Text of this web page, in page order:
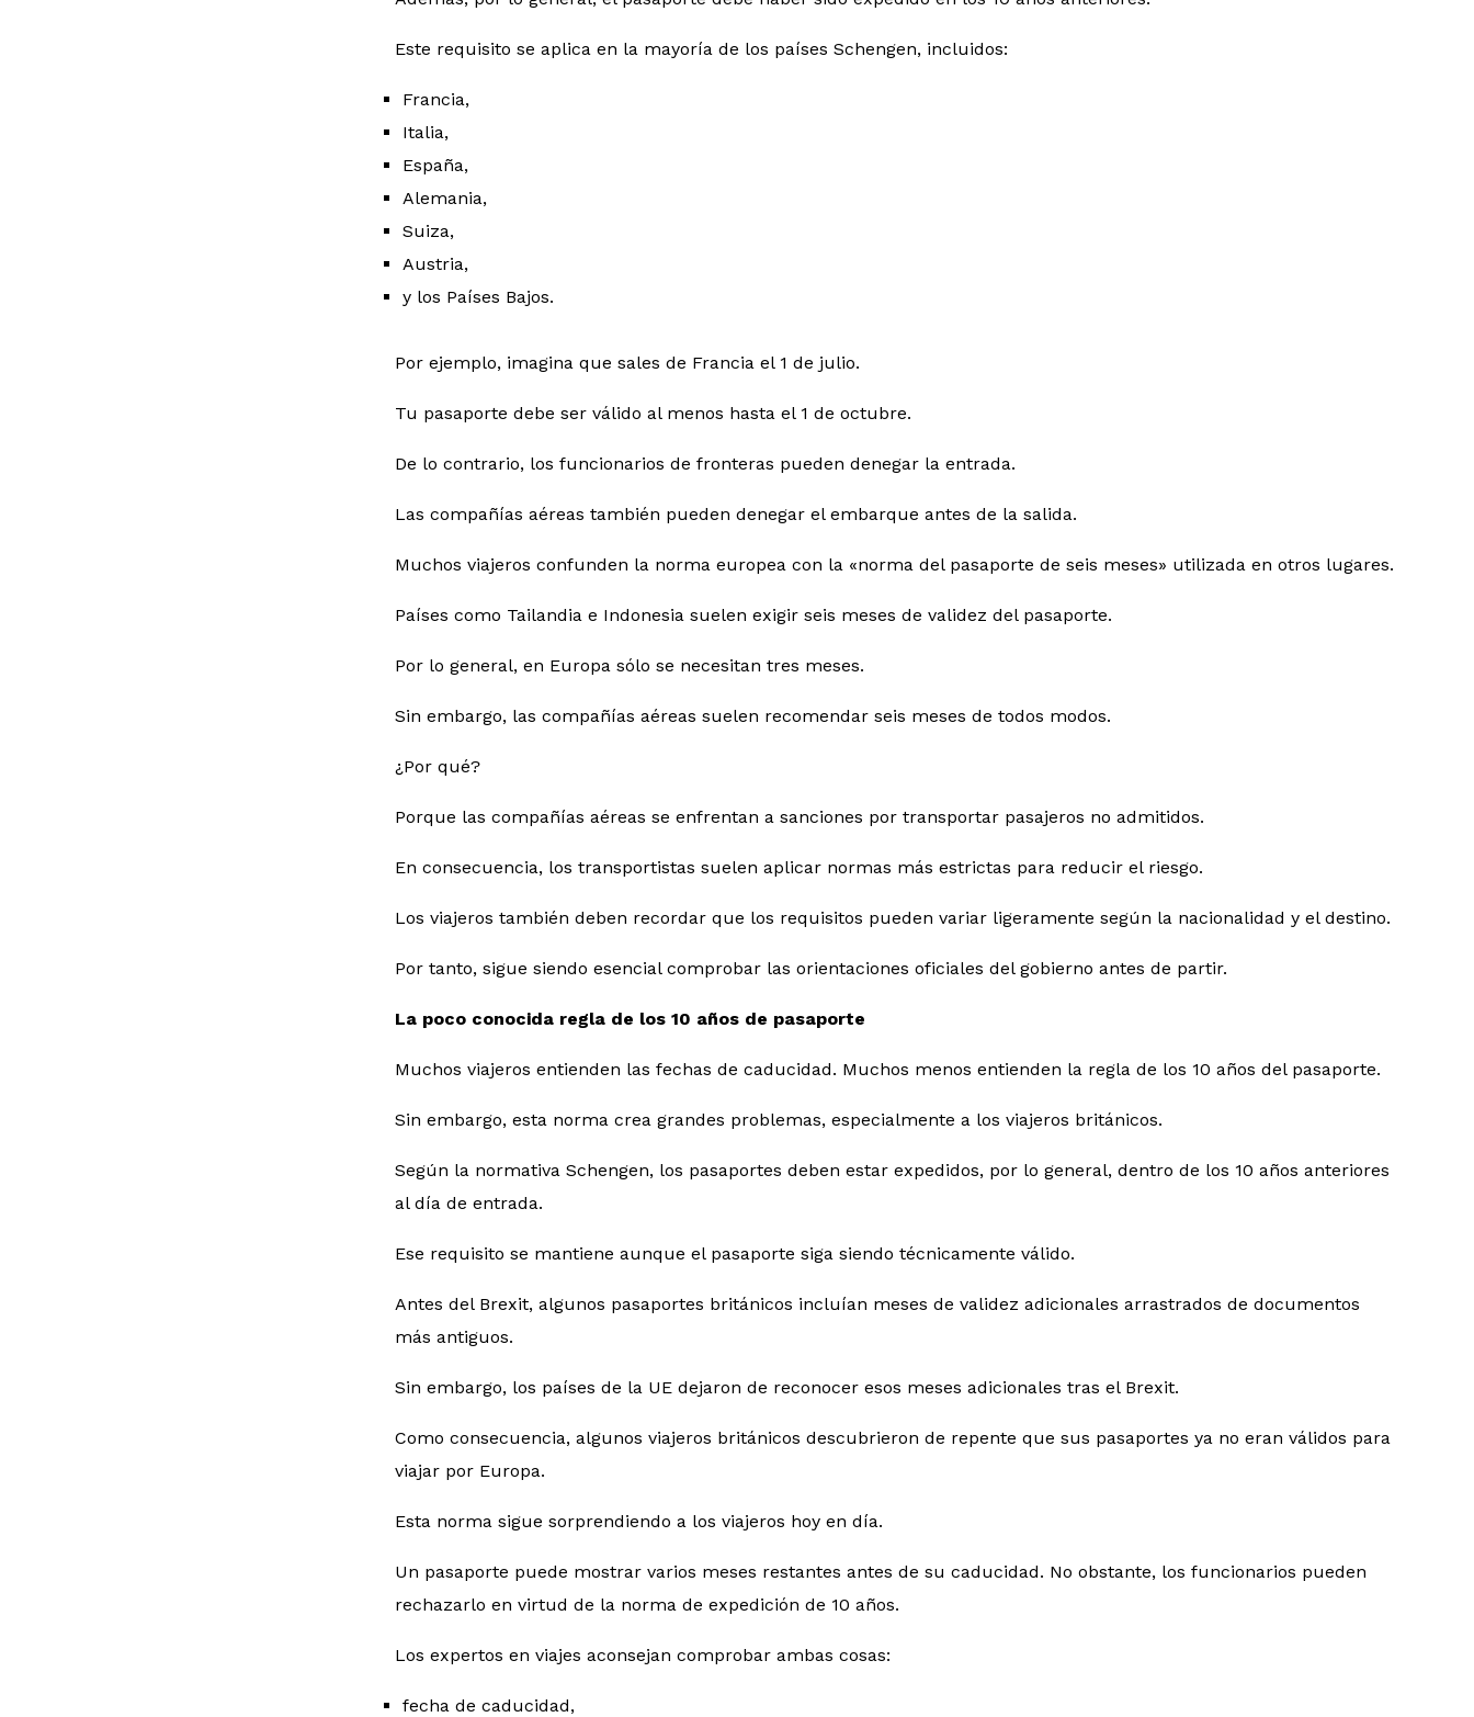
Este requisito se aplica en la mayoría de los países Schengen, incluidos:
Francia,
Italia,
España,
Alemania,
Suiza,
Austria,
y los Países Bajos.
Por ejemplo, imagina que sales de Francia el 1 de julio.
Tu pasaporte debe ser válido al menos hasta el 1 de octubre.
De lo contrario, los funcionarios de fronteras pueden denegar la entrada.
Las compañías aéreas también pueden denegar el embarque antes de la salida.
Muchos viajeros confunden la norma europea con la «norma del pasaporte de seis meses» utilizada en otros lugares.
Países como Tailandia e Indonesia suelen exigir seis meses de validez del pasaporte.
Por lo general, en Europa sólo se necesitan tres meses.
Sin embargo, las compañías aéreas suelen recomendar seis meses de todos modos.
¿Por qué?
Porque las compañías aéreas se enfrentan a sanciones por transportar pasajeros no admitidos.
En consecuencia, los transportistas suelen aplicar normas más estrictas para reducir el riesgo.
Los viajeros también deben recordar que los requisitos pueden variar ligeramente según la nacionalidad y el destino.
Por tanto, sigue siendo esencial comprobar las orientaciones oficiales del gobierno antes de partir.
La poco conocida regla de los 10 años de pasaporte
Muchos viajeros entienden las fechas de caducidad. Muchos menos entienden la regla de los 10 años del pasaporte.
Sin embargo, esta norma crea grandes problemas, especialmente a los viajeros británicos.
Según la normativa Schengen, los pasaportes deben estar expedidos, por lo general, dentro de los 10 años anteriores
al día de entrada.
Ese requisito se mantiene aunque el pasaporte siga siendo técnicamente válido.
Antes del Brexit, algunos pasaportes británicos incluían meses de validez adicionales arrastrados de documentos
más antiguos.
Sin embargo, los países de la UE dejaron de reconocer esos meses adicionales tras el Brexit.
Como consecuencia, algunos viajeros británicos descubrieron de repente que sus pasaportes ya no eran válidos para
viajar por Europa.
Esta norma sigue sorprendiendo a los viajeros hoy en día.
Un pasaporte puede mostrar varios meses restantes antes de su caducidad. No obstante, los funcionarios pueden
rechazarlo en virtud de la norma de expedición de 10 años.
Los expertos en viajes aconsejan comprobar ambas cosas:
fecha de caducidad,